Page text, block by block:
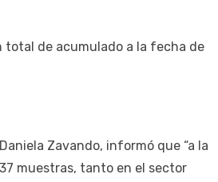
total de acumulado a la fecha de
Zavando, informó que “a la
muestras, tanto en el sector